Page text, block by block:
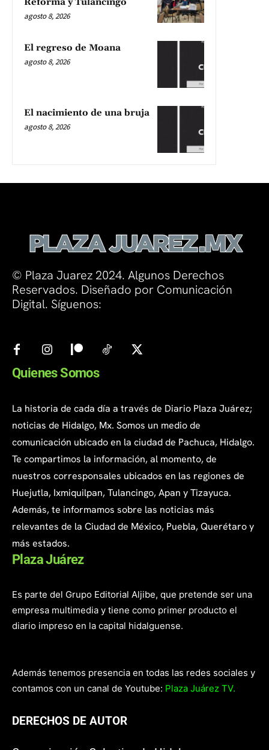
agosto 8, 2026
El regreso de Moana
agosto 8, 2026
El nacimiento de una bruja
agosto 8, 2026
© Plaza Juarez 2024. Algunos Derechos
Reservados. Diseñado por Comunicación
Digital. Síguenos:
Quienes Somos
La historia de cada día a través de Diario Plaza Juárez;
noticias de Hidalgo, Mx. Somos un medio de
comunicación ubicado en la ciudad de Pachuca, Hidalgo.
Te compartimos la información, al momento, de
nuestros corresponsales ubicados en las regiones de
Huejutla, Ixmiquilpan, Tulancingo, Apan y Tizayuca.
Además, te informamos sobre las noticias más
relevantes de la Ciudad de México, Puebla, Querétaro y
más estados.
Plaza Juárez
Es parte del Grupo Editorial Aljibe, que pretende ser una
empresa multimedia y tiene como primer producto el
diario impreso en la capital hidalguense.
Además tenemos presencia en todas las redes sociales y
contamos con un canal de Youtube: Plaza Juárez TV.
DERECHOS DE AUTOR